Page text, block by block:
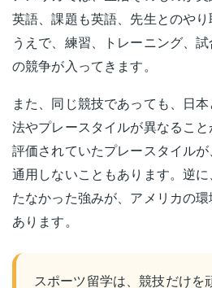
英語、課題も英語、先生とのや
うえで、練習、トレーニング、
の競争が入ってきます。
また、同じ競技であっても、日
法やプレースタイルが異なるこ
評価されていたプレースタイル
通用しないこともあります。逆
たなかった強みが、アメリカの
あります。
スポーツ留学は、競技だけを